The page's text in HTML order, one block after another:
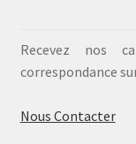
Recevez nos
correspondance
Nous Contacter